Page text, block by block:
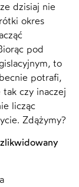
dzisiaj nie
okres
pod
to
potrafi,
tak czy inaczej
licząc
Zdążymy?